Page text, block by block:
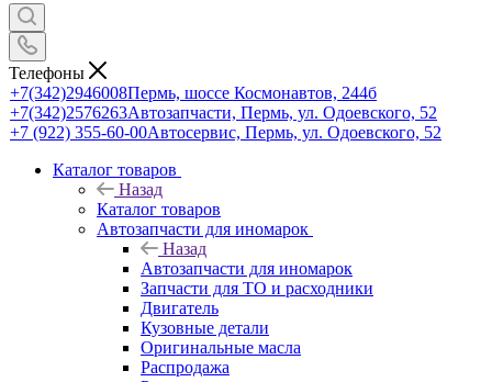
Телефоны
+7(342)2946008Пермь, шоссе Космонавтов, 244б
+7(342)2576263Автозапчасти, Пермь, ул. Одоевского, 52
+7 (922) 355-60-00Автосервис, Пермь, ул. Одоевского, 52
Каталог товаров
Назад
Каталог товаров
Автозапчасти для иномарок
Назад
Автозапчасти для иномарок
Запчасти для ТО и расходники
Двигатель
Кузовные детали
Оригинальные масла
Распродажа